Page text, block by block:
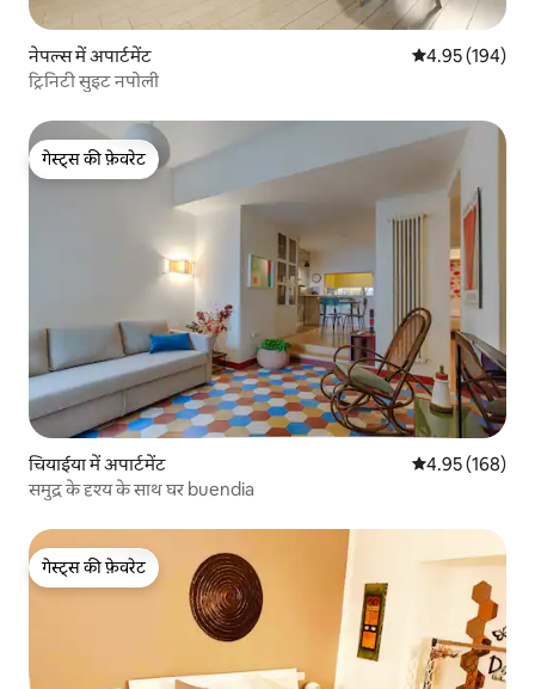
नेपल्स में अपार्टमेंट औसत रेटिंग 5 में से
4.95 (194)
ट्रिनिटी सुइट नपोली
गेस्ट्स की फ़ेवरेट
गेस्ट्स की फ़ेवरेट
चियाईया में अपार्टमेंट औसत रेटिंग 5 में से
4.95 (168)
समुद्र के दृश्य के साथ घर buendia
गेस्ट्स की फ़ेवरेट
गेस्ट्स की फ़ेवरेट